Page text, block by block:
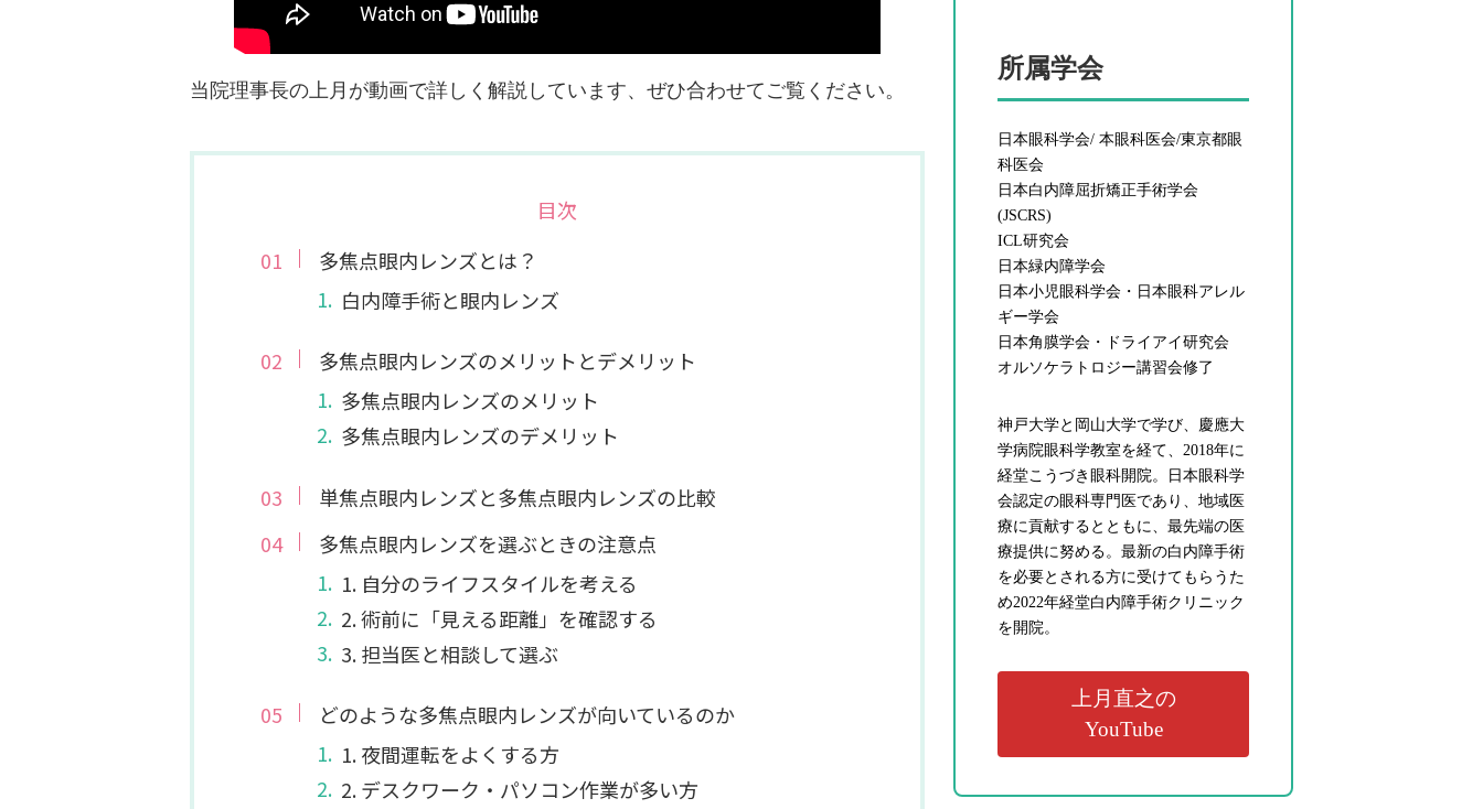
当院理事長の上月が動画で詳しく解説しています、ぜひ合わせてご覧ください。
目次
多焦点眼内レンズとは？
白内障手術と眼内レンズ
多焦点眼内レンズのメリットとデメリット
多焦点眼内レンズのメリット
多焦点眼内レンズのデメリット
単焦点眼内レンズと多焦点眼内レンズの比較
多焦点眼内レンズを選ぶときの注意点
1. 自分のライフスタイルを考える
2. 術前に「見える距離」を確認する
3. 担当医と相談して選ぶ
どのような多焦点眼内レンズが向いているのか
1. 夜間運転をよくする方
2. デスクワーク・パソコン作業が多い方
所属学会
日本眼科学会/ 本眼科医会/東京都眼
科医会
日本白内障屈折矯正手術学会
(JSCRS)
ICL研究会
日本緑内障学会
日本小児眼科学会・日本眼科アレル
ギー学会
日本角膜学会・ドライアイ研究会
オルソケラトロジー講習会修了
神戸大学と岡山大学で学び、慶應大
学病院眼科学教室を経て、2018年に
経堂こうづき眼科開院。日本眼科学
会認定の眼科専門医であり、地域医
療に貢献するとともに、最先端の医
療提供に努める。最新の白内障手術
を必要とされる方に受けてもらうた
め2022年経堂白内障手術クリニック
を開院。
上月直之の
YouTube